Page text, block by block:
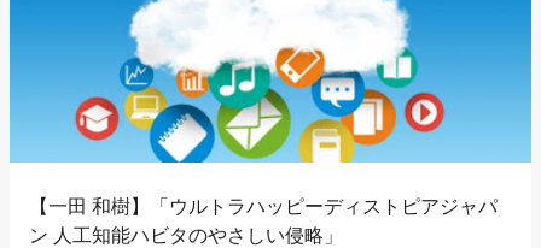
【一田 和樹】「ウルトラハッピーディストピアジャパ
ン 人工知能ハビタのやさしい侵略」